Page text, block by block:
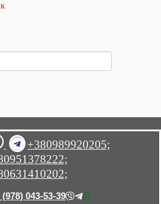
+380989920205;
(978) 043-53-39